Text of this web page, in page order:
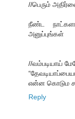
//பெரும்
நீண்ட
அனுப்புங்கள்
//வம்படியாய்
என்ன கொடும
Reply